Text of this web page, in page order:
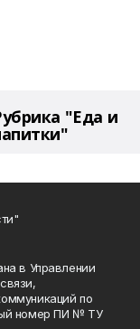
"Еда и
в Управлении
по
номер ПИ № ТУ